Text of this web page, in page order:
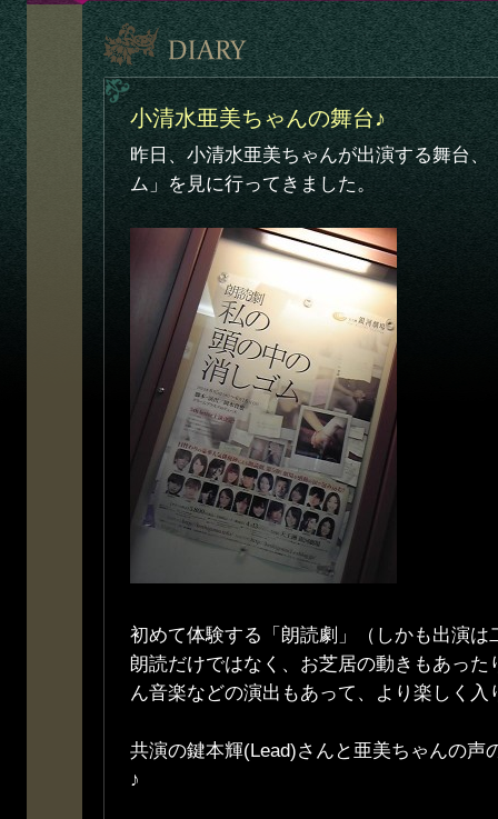
小清水亜美ちゃんの舞台♪
昨日、小清水亜美ちゃんが出演する舞台、
ム」を見に行ってきました。
初めて体験する「朗読劇」（しかも出演は
朗読だけではなく、お芝居の動きもあった
ん音楽などの演出もあって、より楽しく入
共演の鍵本輝(Lead)さんと亜美ちゃんの声
♪